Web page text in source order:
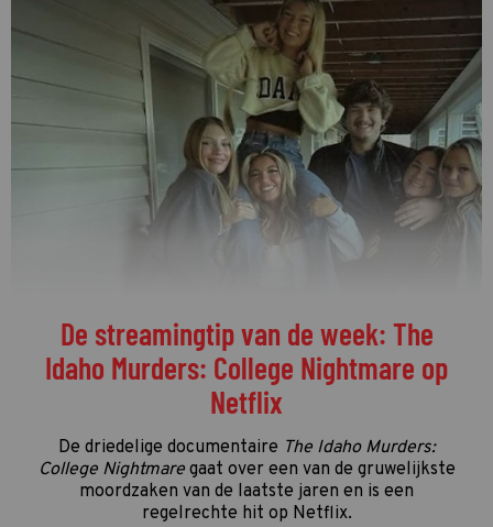
De streamingtip van de week: The
Idaho Murders: College Nightmare op
Netflix
De driedelige documentaire The Idaho Murders:
College Nightmaregaat over een van de gruwelijkste
moordzaken van de laatste jaren en is een
regelrechte hit op Netflix.